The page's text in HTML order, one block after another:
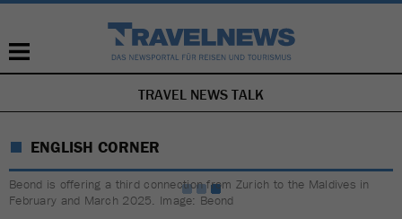
SKIP
NAVIGATION
TRAVEL NEWS TALK
ENGLISH CORNER
Beond is offering a third connection from Zurich to the Maldives in
February and March 2025. Image: Beond